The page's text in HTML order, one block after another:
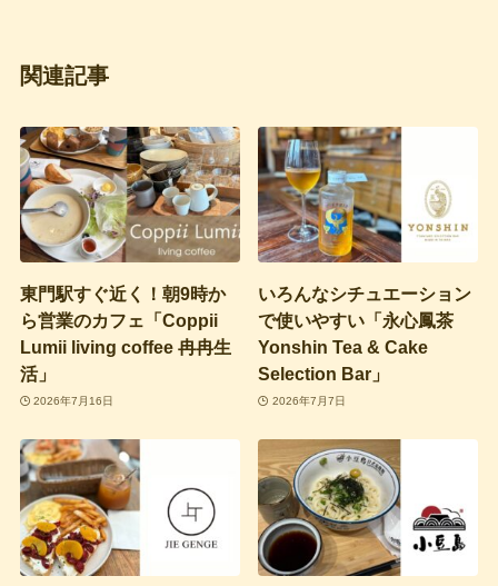
関連記事
東門駅すぐ近く！朝9時か
ら営業のカフェ「Coppii
Lumii living coffee 冉冉生
活」
2026年7月16日
いろんなシチュエーション
で使いやすい「永心鳳茶
Yonshin Tea & Cake
Selection Bar」
2026年7月7日